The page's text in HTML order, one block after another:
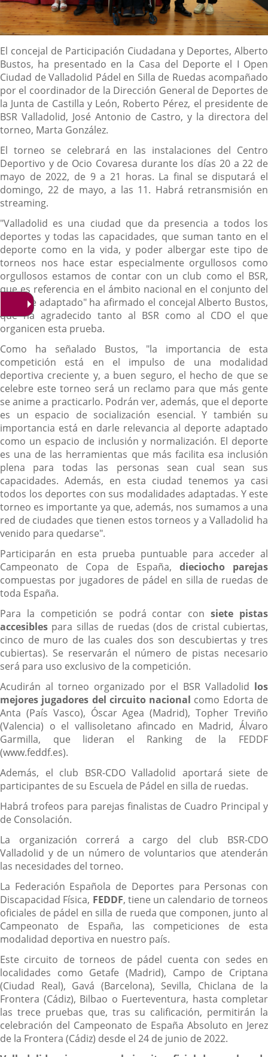
Descripción
El concejal de Participación Ciudadana y Deportes, Alberto
Bustos, ha presentado en la Casa del Deporte el I Open
Ciudad de Valladolid Pádel en Silla de Ruedas acompañado
por el coordinador de la Dirección General de Deportes de
la Junta de Castilla y León, Roberto Pérez, el presidente de
BSR Valladolid, José Antonio de Castro, y la directora del
torneo, Marta González.
El torneo se celebrará en las instalaciones del Centro
Deportivo y de Ocio Covaresa durante los días 20 a 22 de
mayo de 2022, de 9 a 21 horas. La final se disputará el
domingo, 22 de mayo, a las 11. Habrá retransmisión en
streaming.
"Valladolid es una ciudad que da presencia a todos los
deportes y todas las capacidades, que suman tanto en el
deporte como en la vida, y poder albergar este tipo de
torneos nos hace estar especialmente orgullosos como
orgullosos estamos de contar con un club como el BSR,
que es referencia en el ámbito nacional en el conjunto del
deporte adaptado" ha afirmado el concejal Alberto Bustos,
que ha agradecido tanto al BSR como al CDO el que
organicen esta prueba.
Como ha señalado Bustos, "la importancia de esta
competición está en el impulso de una modalidad
deportiva creciente y, a buen seguro, el hecho de que se
celebre este torneo será un reclamo para que más gente
se anime a practicarlo. Podrán ver, además, que el deporte
es un espacio de socialización esencial. Y también su
importancia está en darle relevancia al deporte adaptado
como un espacio de inclusión y normalización. El deporte
es una de las herramientas que más facilita esa inclusión
plena para todas las personas sean cual sean sus
capacidades. Además, en esta ciudad tenemos ya casi
todos los deportes con sus modalidades adaptadas. Y este
torneo es importante ya que, además, nos sumamos a una
red de ciudades que tienen estos torneos y a Valladolid ha
venido para quedarse".
Participarán en esta prueba puntuable para acceder al
Campeonato de Copa de España, dieciochoparejas
compuestas por jugadores de pádel en silla de ruedas de
toda España.
Para la competición se podrá contar consiete pistas
accesibles para sillas de ruedas (dos de cristal cubiertas,
cinco de muro de las cuales dos son descubiertas y tres
cubiertas). Se reservarán el número de pistas necesario
será para uso exclusivo de la competición.
Acudirán al torneo organizado por el BSR Valladolid los
mejores jugadores del circuito nacional como Edorta de
Anta (País Vasco), Óscar Agea (Madrid), Topher Treviño
(Valencia) o el vallisoletano afincado en Madrid, Álvaro
Garmilla, que lideran el Ranking de la FEDDF
(www.feddf.es).
Además, el club BSR-CDO Valladolid aportará siete de
participantes de su Escuela de Pádel en silla de ruedas.
Habrá trofeos para parejas finalistas de Cuadro Principal y
de Consolación.
La organización correrá a cargo del club BSR-CDO
Valladolid y de un número de voluntarios que atenderán
las necesidades del torneo.
La Federación Española de Deportes para Personas con
Discapacidad Física, FEDDF, tiene un calendario de torneos
oficiales de pádel en silla de rueda que componen, junto al
Campeonato de España, las competiciones de esta
modalidad deportiva en nuestro país.
Este circuito de torneos de pádel cuenta con sedes en
localidades como Getafe (Madrid), Campo de Criptana
(Ciudad Real), Gavá (Barcelona), Sevilla, Chiclana de la
Frontera (Cádiz), Bilbao o Fuerteventura, hasta completar
las trece pruebas que, tras su calificación, permitirán la
celebración del Campeonato de España Absoluto en Jerez
de la Frontera (Cádiz) desde el 24 de junio de 2022.